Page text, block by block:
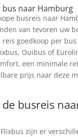
naar Hamburg
busreis naar
van tevoren uw
goedkoop per
Ouibus of
een minimale
prijs naar deze
busreis
zijn er